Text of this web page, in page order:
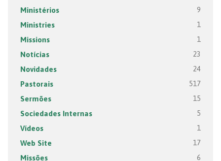
Ministérios 9
Ministries 1
Missions 1
Notícias 23
Novidades 24
Pastorais 517
Sermões 15
Sociedades Internas 5
Vídeos 1
Web Site 17
Missões 6